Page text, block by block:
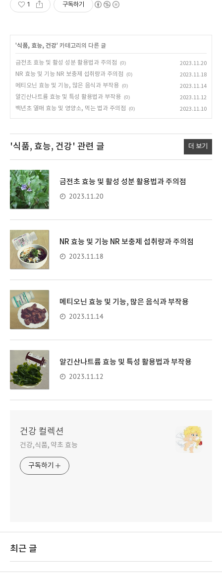
1 구독하기
'식품, 효능, 건강' 카테고리의 다른 글
금전초 효능 및 활성 성분 활용법과 주의점 (0)
2023.11.20
NR 효능 및 기능 NR 보충제 섭취량과 주의점
(0)
2023.11.18
메티오닌 효능 및 기능, 많은 음식과 부작용 (0)
2023.11.14
알긴산나트륨 효능 및 특성 활용법과 부작용 (0)
2023.11.12
백년초 열매 효능 및 영양소, 먹는 법과 주의점
(0) 2023.11.10
'식품, 효능, 건강' 관련 글 더 보기
금전초 효능 및 활성 성분 활용법과 주의점
2023.11.20
NR 효능 및 기능 NR 보충제 섭취량과 주의점
2023.11.18
메티오닌 효능 및 기능, 많은 음식과 부작용
2023.11.14
알긴산나트륨 효능 및 특성 활용법과 부작용
2023.11.12
건강 컬렉션
건강,식품, 약초 효능
구독하기
최근 글